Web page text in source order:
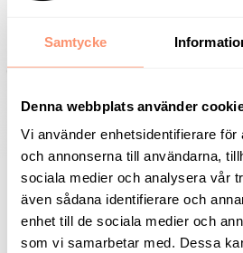
Samtycke
Denna webbplats använder
Vi använder enhetsidentifierare för
och annonserna till användarna,
sociala medier och analysera vår
även sådana identifierare och
enhet till de sociala medier och
som vi samarbetar med. Dessa